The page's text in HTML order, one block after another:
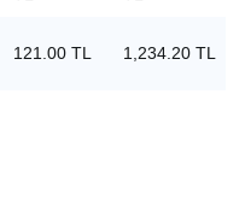
121.00 TL 1,234.20 TL